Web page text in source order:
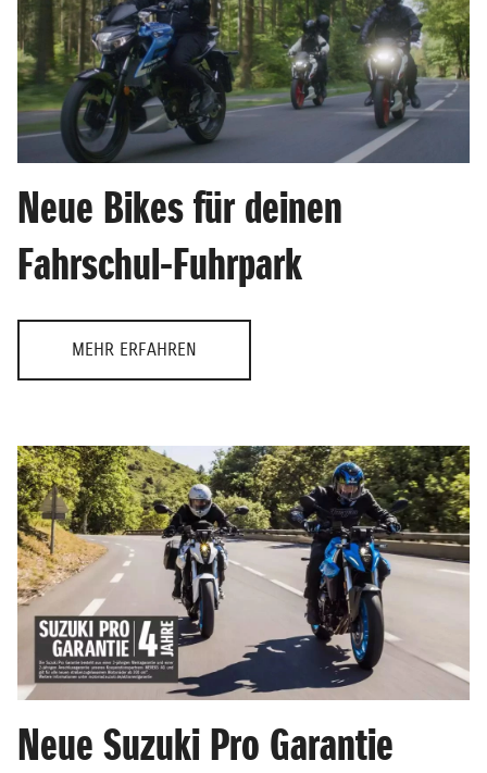
Neue Bikes für deinen
Fahrschul-Fuhrpark
MEHR ERFAHREN
Neue Suzuki Pro Garantie